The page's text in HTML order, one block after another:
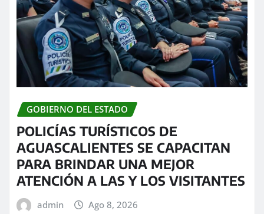
GOBIERNO DEL ESTADO
POLICÍAS TURÍSTICOS DE
AGUASCALIENTES SE CAPACITAN
PARA BRINDAR UNA MEJOR
ATENCIÓN A LAS Y LOS VISITANTES
admin Ago 8, 2026